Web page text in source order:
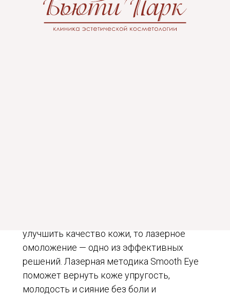
улучшить качество кожи, то лазерное
омоложение — одно из эффективных
решений. Лазерная методика Smooth Eye
поможет вернуть коже упругость,
молодость и сияние без боли и